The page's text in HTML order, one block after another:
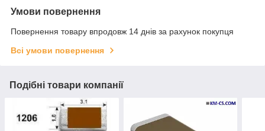
Умови повернення
Повернення товару впродовж 14 днів за рахунок покупця
Всі умови повернення
Подібні товари компанії